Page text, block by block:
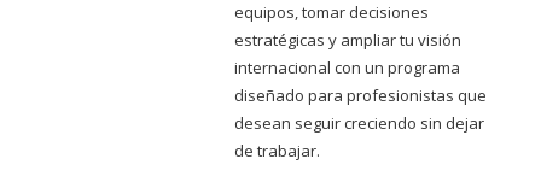
equipos, tomar decisiones
estratégicas y ampliar tu visión
internacional con un programa
diseñado para profesionistas que
desean seguir creciendo sin dejar
de trabajar.